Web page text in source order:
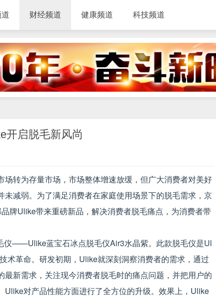
财经频道 健康频道 科技频道
开启脱毛新风尚
转为存量市场，市场整体增速放缓，但广大消费者对美好
减弱。为了满足消费者在家庭使用场景下的脱毛需求，京
牌Ulike带来重磅新品，解决消费者脱毛痛点，为消费者带
仪——Ulike蓝宝石冰点脱毛仪Air3水晶紫。此款脱毛仪是Ul
术革命。研发初期，Ulike就深刻洞察消费者的需求，通过
新需求，关注现今消费者脱毛时的痛点问题，并把用户的
对产品性能方面进行了全方位的升级。效果上，Ulike